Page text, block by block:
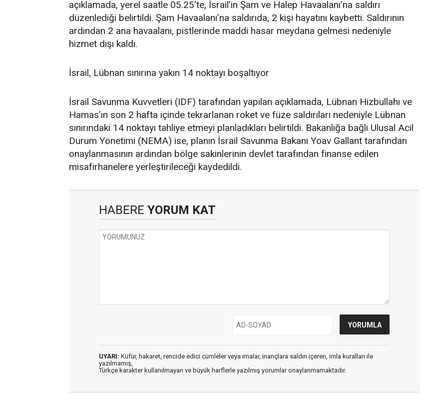
açıklamada, yerel saatle 05.25’te, İsrail’in Şam ve Halep Havaalanı’na saldırı
düzenlediği belirtildi. Şam Havaalanı’na saldırıda, 2 kişi hayatını kaybetti. Saldırının
ardından 2 ana havaalanı, pistlerinde maddi hasar meydana gelmesi nedeniyle
hizmet dışı kaldı.
İsrail, Lübnan sınırına yakın 14 noktayı boşaltıyor
İsrail Savunma Kuvvetleri (IDF) tarafından yapılan açıklamada, Lübnan Hizbullahı ve
Hamas’ın son 2 hafta içinde tekrarlanan roket ve füze saldırıları nedeniyle Lübnan
sınırındaki 14 noktayı tahliye etmeyi planladıkları belirtildi. Bakanlığa bağlı Ulusal Acil
Durum Yönetimi (NEMA) ise, planın İsrail Savunma Bakanı Yoav Gallant tarafından
onaylanmasının ardından bölge sakinlerinin devlet tarafından finanse edilen
misafirhanelere yerleştirileceği kaydedildi.
HABERE YORUM KAT
UYARI: Küfür, hakaret, rencide edici cümleler veya imalar, inançlara saldırı içeren, imla kuralları ile
yazılmamış,
Türkçe karakter kullanılmayan ve büyük harflerle yazılmış yorumlar onaylanmamaktadır.